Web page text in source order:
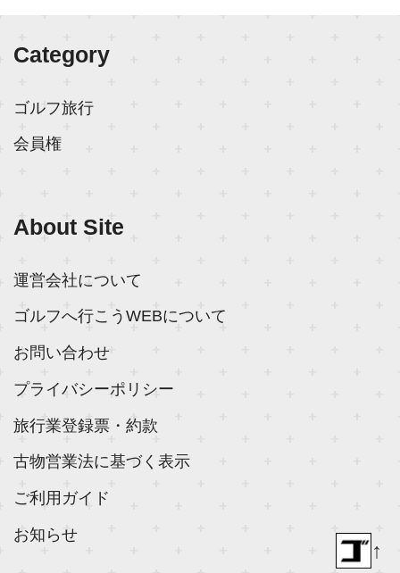
Category
ゴルフ旅行
会員権
About Site
運営会社について
ゴルフへ行こうWEBについて
お問い合わせ
プライバシーポリシー
旅行業登録票・約款
古物営業法に基づく表示
ご利用ガイド
お知らせ
↑